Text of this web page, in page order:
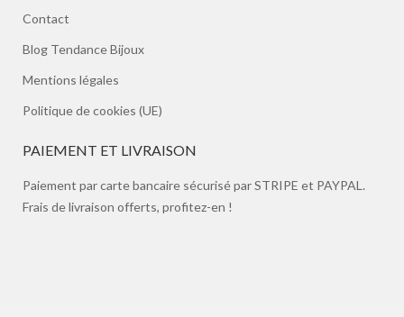
Contact
Blog Tendance Bijoux
Mentions légales
Politique de cookies (UE)
PAIEMENT ET LIVRAISON
Paiement par carte bancaire sécurisé par STRIPE et PAYPAL.
Frais de livraison offerts, profitez-en !